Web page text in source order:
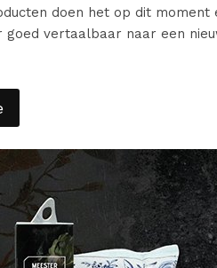
doen het op dit
goed vertaalbaar naar een